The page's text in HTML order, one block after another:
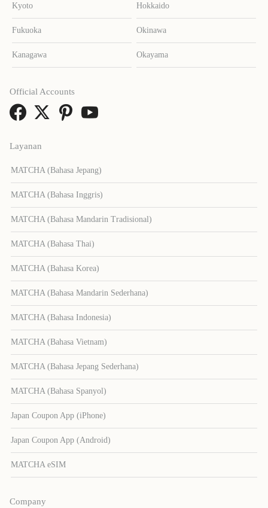
Kyoto Hokkaido
Fukuoka Okinawa
Kanagawa Okayama
Layanan
MATCHA (Bahasa Jepang)
MATCHA (Bahasa Inggris)
MATCHA (Bahasa Mandarin Tradisional)
MATCHA (Bahasa Thai)
MATCHA (Bahasa Korea)
MATCHA (Bahasa Mandarin Sederhana)
MATCHA (Bahasa Indonesia)
MATCHA (Bahasa Vietnam)
MATCHA (Bahasa Jepang Sederhana)
MATCHA (Bahasa Spanyol)
Japan Coupon App (iPhone)
Japan Coupon App (Android)
MATCHA eSIM
Company
Official Accounts